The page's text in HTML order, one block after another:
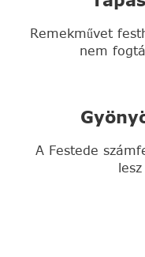
Remekművet
nem
A Festede